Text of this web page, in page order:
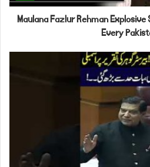
Maulana Fazlur Rehman
Every